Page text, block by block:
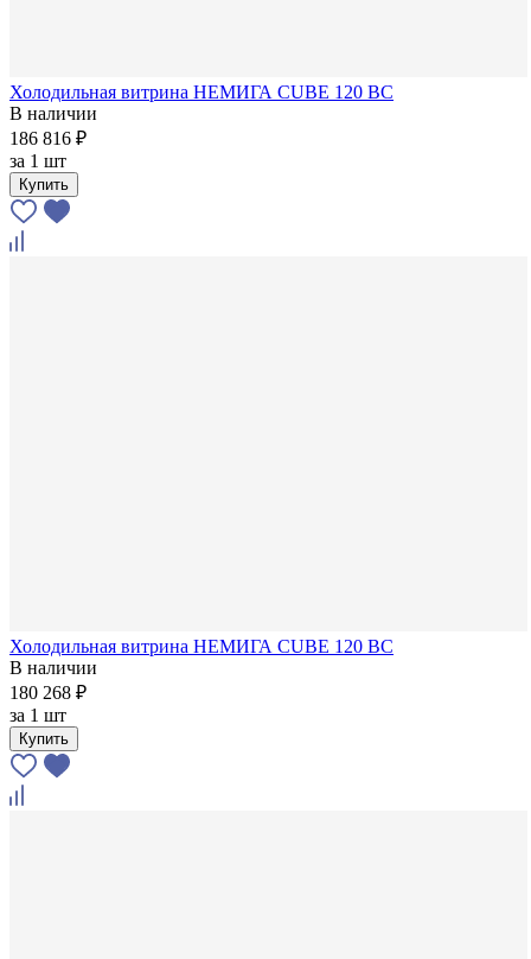
Холодильная витрина НЕМИГА CUBE 120 ВС
В наличии
186 816 ₽
за 1 шт
Купить
Холодильная витрина НЕМИГА CUBE 120 ВС
В наличии
180 268 ₽
за 1 шт
Купить